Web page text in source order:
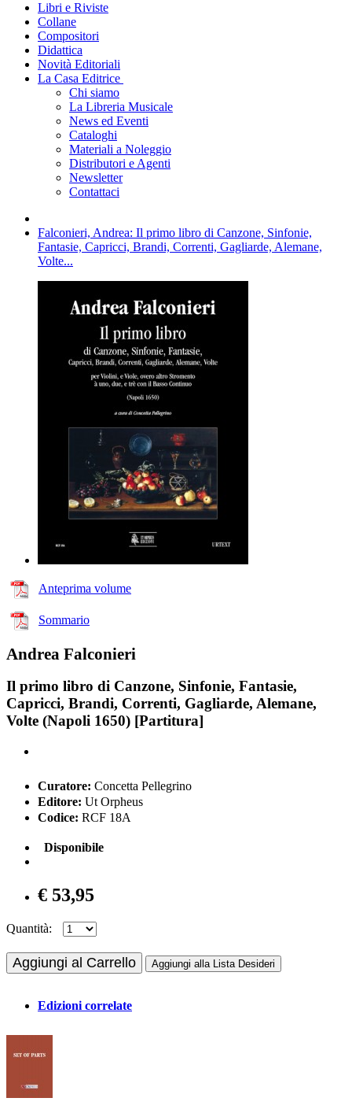
Libri e Riviste
Collane
Compositori
Didattica
Novità Editoriali
La Casa Editrice
Chi siamo
La Libreria Musicale
News ed Eventi
Cataloghi
Materiali a Noleggio
Distributori e Agenti
Newsletter
Contattaci
Falconieri, Andrea: Il primo libro di Canzone, Sinfonie,
Fantasie, Capricci, Brandi, Correnti, Gagliarde, Alemane,
Volte...
Anteprima volume
Sommario
Andrea Falconieri
Il primo libro di Canzone, Sinfonie, Fantasie,
Capricci, Brandi, Correnti, Gagliarde, Alemane,
Volte (Napoli 1650) [Partitura]
Curatore: Concetta Pellegrino
Editore: Ut Orpheus
Codice: RCF 18A
Disponibile
€ 53,95
Quantità:
Aggiungi al Carrello Aggiungi alla Lista Desideri
Edizioni correlate